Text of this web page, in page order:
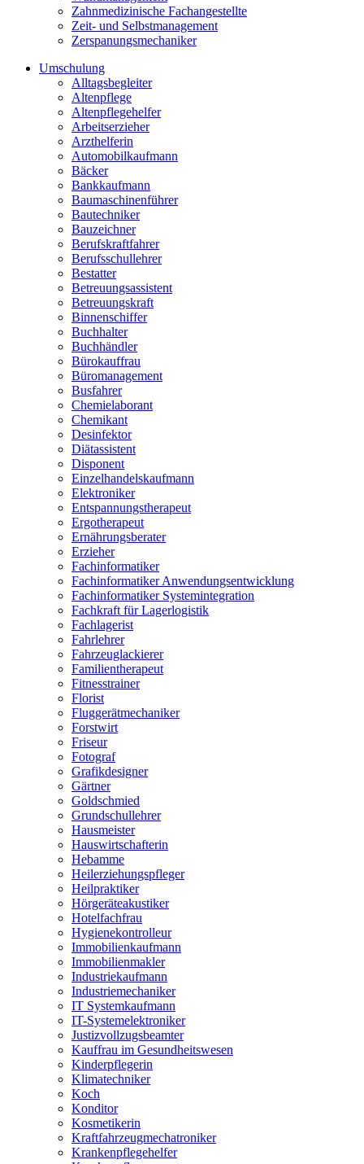
Zahnmedizinische Fachangestellte
Zeit- und Selbstmanagement
Zerspanungsmechaniker
Umschulung
Alltagsbegleiter
Altenpflege
Altenpflegehelfer
Arbeitserzieher
Arzthelferin
Automobilkaufmann
Bäcker
Bankkaufmann
Baumaschinenführer
Bautechniker
Bauzeichner
Berufskraftfahrer
Berufsschullehrer
Bestatter
Betreuungsassistent
Betreuungskraft
Binnenschiffer
Buchhalter
Buchhändler
Bürokauffrau
Büromanagement
Busfahrer
Chemielaborant
Chemikant
Desinfektor
Diätassistent
Disponent
Einzelhandelskaufmann
Elektroniker
Entspannungstherapeut
Ergotherapeut
Ernährungsberater
Erzieher
Fachinformatiker
Fachinformatiker Anwendungsentwicklung
Fachinformatiker Systemintegration
Fachkraft für Lagerlogistik
Fachlagerist
Fahrlehrer
Fahrzeuglackierer
Familientherapeut
Fitnesstrainer
Florist
Fluggerätmechaniker
Forstwirt
Friseur
Fotograf
Grafikdesigner
Gärtner
Goldschmied
Grundschullehrer
Hausmeister
Hauswirtschafterin
Hebamme
Heilerziehungspfleger
Heilpraktiker
Hörgeräteakustiker
Hotelfachfrau
Hygienekontrolleur
Immobilienkaufmann
Immobilienmakler
Industriekaufmann
Industriemechaniker
IT Systemkaufmann
IT-Systemelektroniker
Justizvollzugsbeamter
Kauffrau im Gesundheitswesen
Kinderpflegerin
Klimatechniker
Koch
Konditor
Kosmetikerin
Kraftfahrzeugmechatroniker
Krankenpflegehelfer